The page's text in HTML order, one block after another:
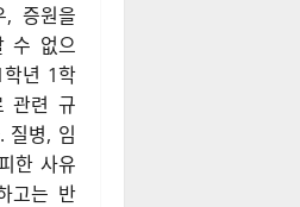
년 1학
관련 규
질병, 임
한 사유
고는 반
다.